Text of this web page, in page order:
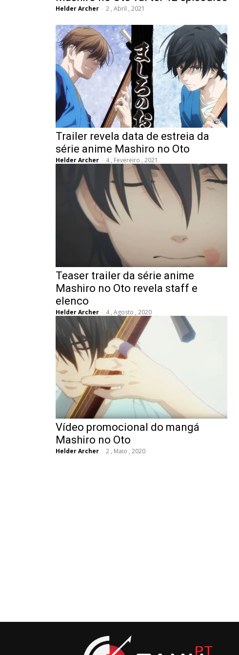
Helder Archer - 2 , Abril , 2021
Trailer revela data de estreia da
série anime Mashiro no Oto
Helder Archer - 4 , Fevereiro , 2021
Teaser trailer da série anime
Mashiro no Oto revela staff e
elenco
Helder Archer - 4 , Agosto , 2020
Vídeo promocional do mangá
Mashiro no Oto
Helder Archer - 2 , Maio , 2020